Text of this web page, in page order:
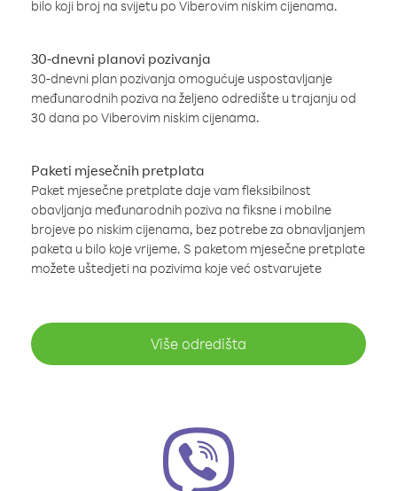
bilo koji broj na svijetu po Viberovim niskim cijenama.
30-dnevni planovi pozivanja
30-dnevni plan pozivanja omogućuje uspostavljanje
međunarodnih poziva na željeno odredište u trajanju od
30 dana po Viberovim niskim cijenama.
Paketi mjesečnih pretplata
Paket mjesečne pretplate daje vam fleksibilnost
obavljanja međunarodnih poziva na fiksne i mobilne
brojeve po niskim cijenama, bez potrebe za obnavljanjem
paketa u bilo koje vrijeme. S paketom mjesečne pretplate
možete uštedjeti na pozivima koje već ostvarujete
Više odredišta